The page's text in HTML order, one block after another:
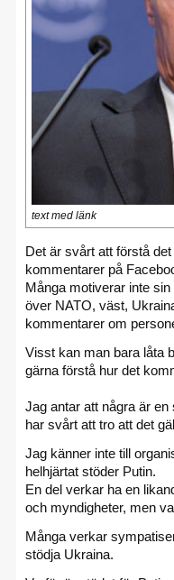
text med länk
Det är svårt att förstå
kommentarer på
Många motiverar inte
över NATO, väst,
kommentarer om
Visst kan man bara låta
gärna förstå hur det
Jag antar att några är
har svårt att tro att det
Jag känner inte till
helhjärtat stöder Putin.
En del verkar ha en
och myndigheter, men
Många verkar
stödja Ukraina.